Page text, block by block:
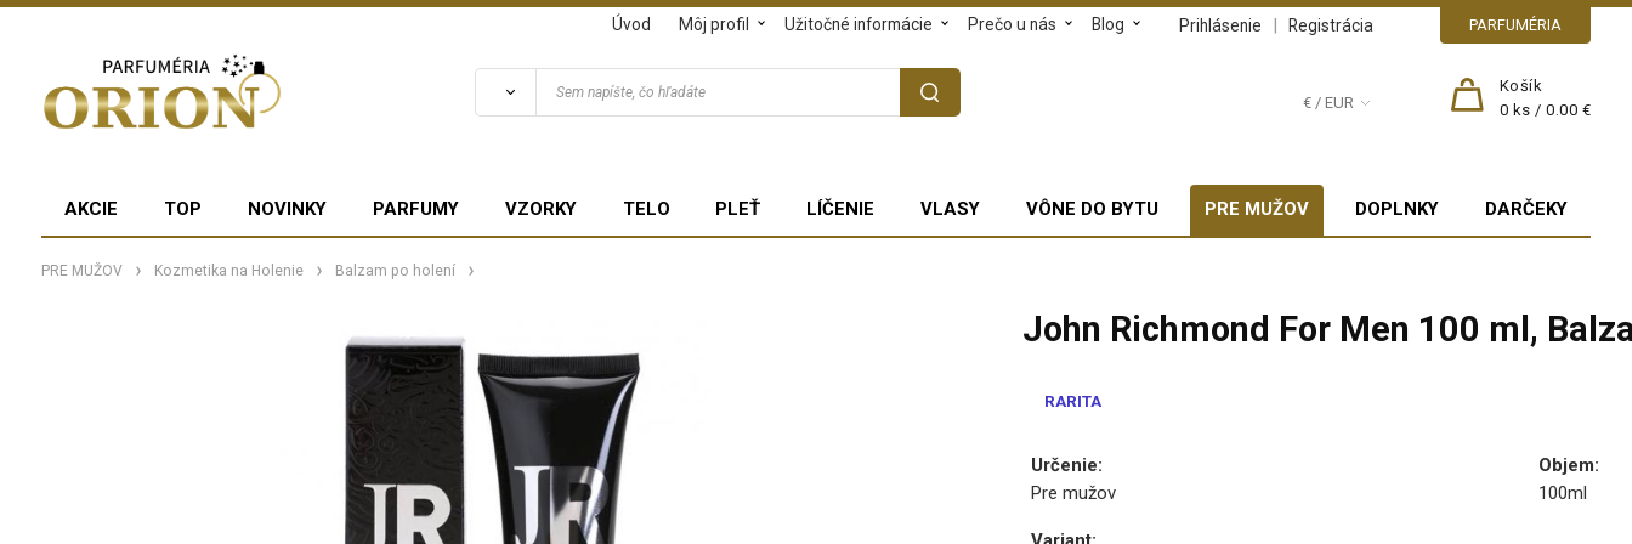
PARFUMÉRIA
Prihlásenie | Registrácia
Úvod Môj profil Užitočné informácie Prečo u nás Blog
€ / EUR
Košík
0 ks /0.00 €
AKCIE TOP NOVINKY PARFUMY VZORKY TELO PLEŤ LÍČENIE VLASY VÔNE DO BYTU PRE MUŽOV DOPLNKY DARČEKY
PRE MUŽOV Kozmetika na Holenie Balzam po holení
John Richmond For Men 100 ml,
RARITA
Určenie:
Pre mužov
Objem:
100ml